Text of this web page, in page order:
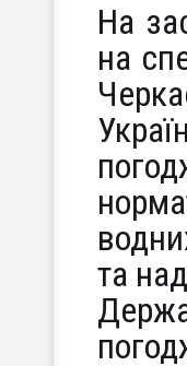
На
на
та